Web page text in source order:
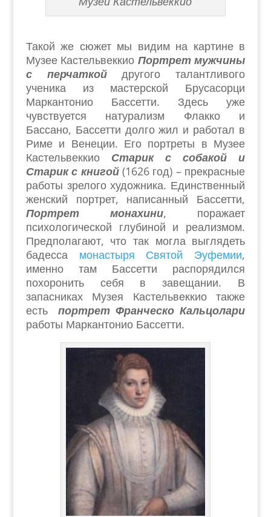
Такой же сюжет мы видим на картине в
Музее Кастельвеккио Портрет мужчины
с перчаткойдругого талантливого
ученика из мастерской Брусасорци
Маркантонио Бассетти. Здесь уже
чувствуется натурализм Флакко и
Бассано, Бассетти долго жил и работал в
Риме и Венеции. Его портреты в Музее
Кастельвеккио Старик с собакой и
Старик с книгой (1626 год) – прекрасные
работы зрелого художника. Единственный
женский портрет, написанный Бассетти,
Портрет монахини, поражает
психологической глубиной и реализмом.
Предполагают, что так могла выглядеть
бадессамонастыря Святой Эуфемии,
именно там Бассетти распорядился
похоронить себя в завещании. В
запасниках Музея Кастельвеккио также
есть
портрет Франческо Кальцолари
работы Маркантонио Бассетти.